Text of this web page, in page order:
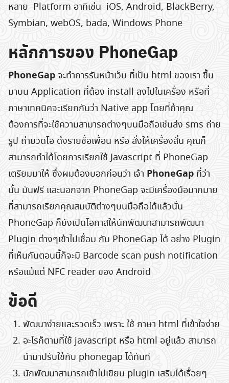
หลาย Platform อาทิเช่น iOS, Android, BlackBerry,
Symbian, webOS, bada, Windows Phone
หลักการของ PhoneGap
PhoneGapจะทำการรันหน้าเว็บ ที่เป็น html ของเรา ขึ้น
มาบน Application ที่ต้อง install ลงไปในเครื่อง หรือที่
ภาษาเทคนิคจะเรียกกันว่า Native app โดยที่ถ้าคุณ
ต้องการที่จะใช้ความสามารถต่างๆบนมือถือเช่นส่ง sms ถ่าย
รูป ถ่ายวิดิโอ ดึงรายชื่อเพื่อน หรือ สั่งให้เครื่องสั่น คุณก็
สามารถทำได้โดยการเรียกใช้ Javascript ที่ PhoneGap
เตรียมมาให้ ซึ่งผมต้องบอกก่อนว่า เจ้า PhoneGap ที่ว่า
นั้น มันฟรี และนอกจาก PhoneGap จะมีเครื่องมือมากมาย
ที่สามารถเรียกคุณสมบัติต่างๆบนมือถือได้แล้วนั้น
PhoneGap ก็ยังเปิดโอกาสให้นักพัฒนาสามารถพัฒนา
Plugin ต่างๆเข้าไปเชื่อม กับ PhoneGap ได้ อย่าง Plugin
ที่เห็นกันตอนนี้ก็จะมี Barcode scan push notification
หรือแม้แต่ NFC reader ของ Android
ข้อดี
พัฒนาง่ายและรวดเร็ว เพราะ ใช้ ภาษา html ที่เข้าใจง่าย
อะไรก็ตามที่ใช้ javascript หรือ html อยู่แล้ว สามารถ
นำมาปรับใช้กับ phonegap ได้ทันที
นักพัฒนาสามารถเข้าไปเขียน plugin เสริมได้เรื่อยๆ